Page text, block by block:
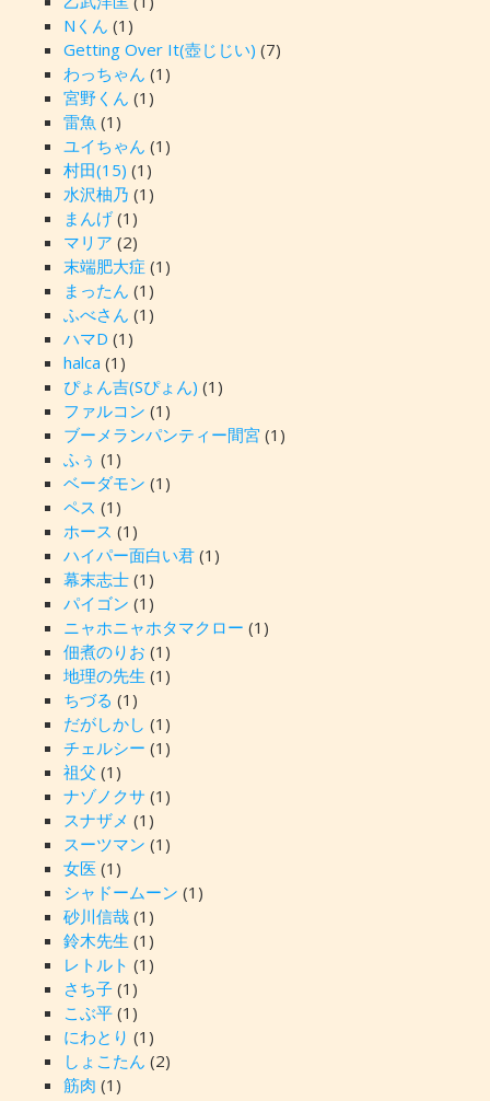
Nくん (1)
Getting Over It(壺じじい) (7)
わっちゃん (1)
宮野くん (1)
雷魚 (1)
ユイちゃん (1)
村田(15) (1)
水沢柚乃 (1)
まんげ(1)
マリア (2)
末端肥大症 (1)
まったん (1)
ふべさん (1)
ハマD (1)
halca (1)
ぴょん吉(Sぴょん) (1)
ファルコン (1)
ブーメランパンティー間宮 (1)
ふぅ (1)
ベーダモン (1)
ペス (1)
ホース (1)
ハイパー面白い君(1)
幕末志士(1)
パイゴン (1)
ニャホニャホタマクロー (1)
佃煮のりお (1)
地理の先生 (1)
ちづる (1)
だがしかし (1)
チェルシー (1)
祖父 (1)
ナゾノクサ (1)
スナザメ (1)
スーツマン (1)
女医 (1)
シャドームーン (1)
砂川信哉(1)
鈴木先生 (1)
レトルト (1)
さち子(1)
こぶ平(1)
にわとり (1)
しょこたん (2)
筋肉 (1)